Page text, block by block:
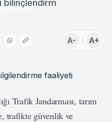
bilinçlendirm
A- A+
Trafik Jandarması, tarım
trafikte güvenlik ve